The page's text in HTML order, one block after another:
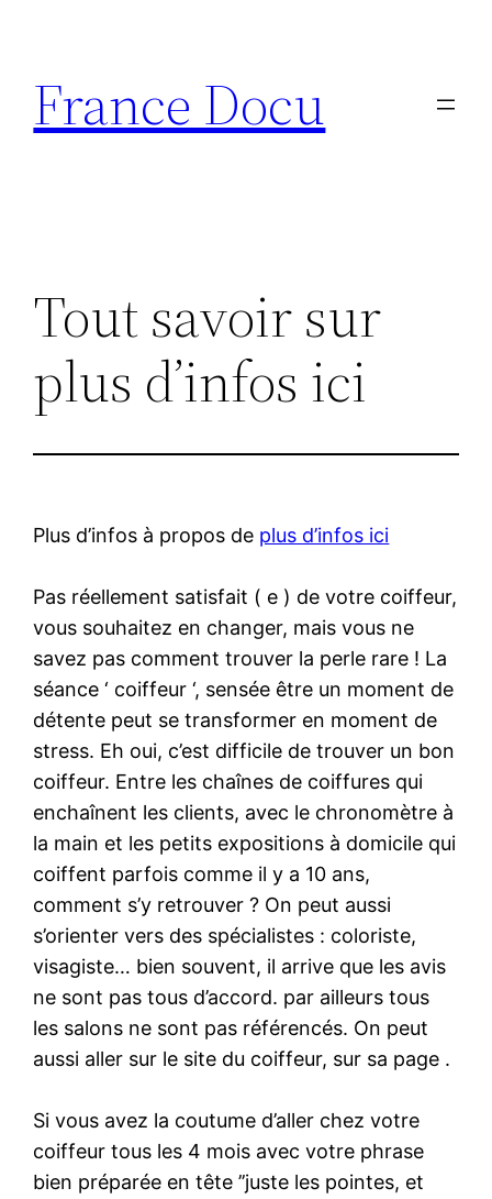
contenu
France Docu
Tout savoir sur
plus d’infos ici
Plus d’infos à propos de plus d’infos ici
Pas réellement satisfait ( e ) de votre coiffeur,
vous souhaitez en changer, mais vous ne
savez pas comment trouver la perle rare ! La
séance ‘ coiffeur ‘, sensée être un moment de
détente peut se transformer en moment de
stress. Eh oui, c’est difficile de trouver un bon
coiffeur. Entre les chaînes de coiffures qui
enchaînent les clients, avec le chronomètre à
la main et les petits expositions à domicile qui
coiffent parfois comme il y a 10 ans,
comment s’y retrouver ? On peut aussi
s’orienter vers des spécialistes : coloriste,
visagiste… bien souvent, il arrive que les avis
ne sont pas tous d’accord. par ailleurs tous
les salons ne sont pas référencés. On peut
aussi aller sur le site du coiffeur, sur sa page .
Si vous avez la coutume d’aller chez votre
coiffeur tous les 4 mois avec votre phrase
bien préparée en tête ’’juste les pointes, et